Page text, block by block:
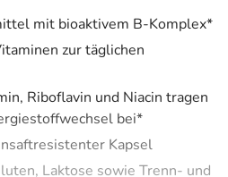
mit bioaktivem B-Komplex*
zur täglichen
Riboflavin und Niacin tragen
bei*
Kapsel
Laktose sowie Trenn- und